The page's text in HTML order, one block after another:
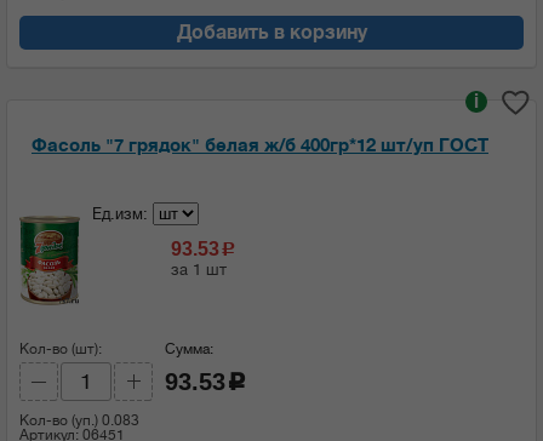
Добавить в корзину
Фасоль "7 грядок" белая ж/б 400гр*12 шт/уп ГОСТ
i
Ед.изм:
93.53 c
за 1 шт
Кол-во (шт):
Кол-во (уп.) 0.083
Артикул: 06451
Сумма:
93.53 c